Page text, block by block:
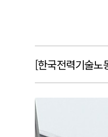
[한국전력기술노
본문